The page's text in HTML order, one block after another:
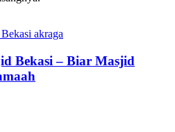
Bekasi – Biar Masjid